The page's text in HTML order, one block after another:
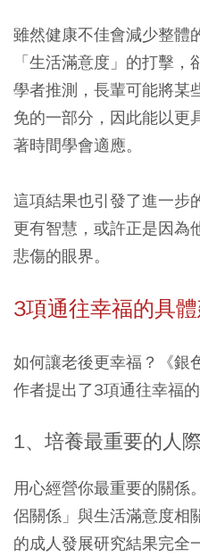
雖然健康不佳會減少整體
「生活滿意度」的打擊，
學者推測，長輩可能將某
免的一部分，因此能以更
著時間學會適應。
這項結果也引發了進一步
更有智慧，或許正是因為
悲傷的眼界。
3項通往幸福的具體
如何讓老後更幸福？《銀
作者提出了3項通往幸福的
1、培養最重要的人
用心經營你最重要的關係
侶關係」與生活滿意度相
的成人發展研究結果完全